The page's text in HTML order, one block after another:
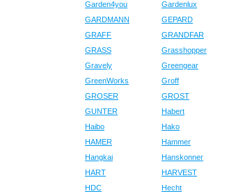
Garden4you
Gardenlux
GARDMANN
GEPARD
GRAFF
GRANDFAR
GRASS
Grasshopper
Gravely
Greengear
GreenWorks
Groff
GROSER
GROST
GUNTER
Habert
Haibo
Hako
HAMER
Hammer
Hangkai
Hanskonner
HART
HARVEST
HDC
Hecht